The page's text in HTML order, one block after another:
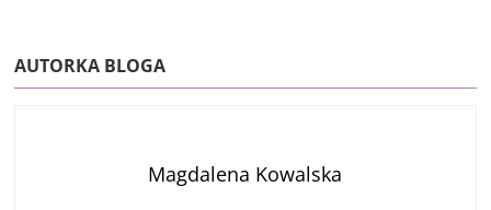
AUTORKA BLOGA
Magdalena Kowalska